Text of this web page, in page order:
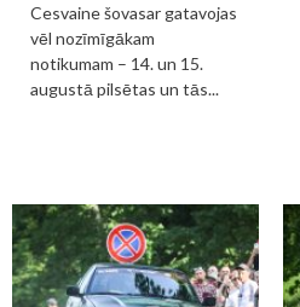
Cesvaine šovasar gatavojas
vēl nozīmīgākam
notikumam – 14. un 15.
augustā pilsētas un tās...